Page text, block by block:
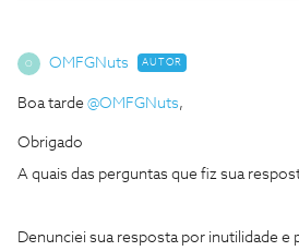
O OMFGNuts AUTOR
Boa tarde @OMFGNuts,
Obrigado
A quais das perguntas que fiz sua
Denunciei sua resposta por inutilidade e